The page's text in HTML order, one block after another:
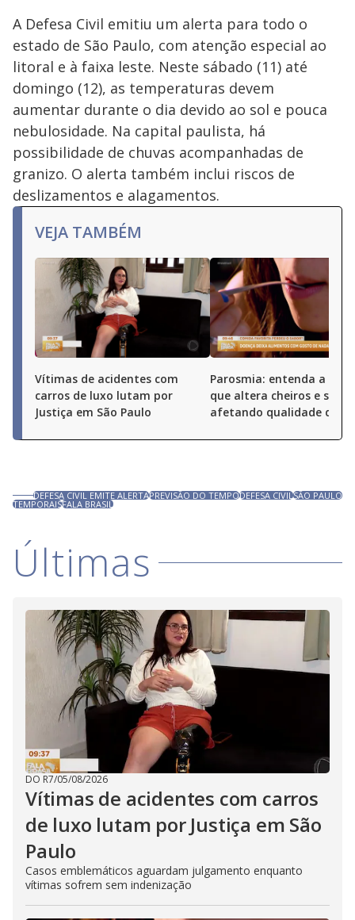
A Defesa Civil emitiu um alerta para todo o
estado de São Paulo, com atenção especial ao
litoral e à faixa leste. Neste sábado (11) até
domingo (12), as temperaturas devem
aumentar durante o dia devido ao sol e pouca
nebulosidade. Na capital paulista, há
possibilidade de chuvas acompanhadas de
granizo. O alerta também inclui riscos de
deslizamentos e alagamentos.
VEJA TAMBÉM
Vítimas de acidentes com
carros de luxo lutam por
Justiça em São Paulo
Parosmia: entenda a
que altera cheiros e
afetando qualidade de
DEFESA CIVIL EMITE ALERTAPREVISÃO DO TEMPODEFESA CIVILSÃO PAULO
TEMPORAISFALA BRASIL
Últimas
DO R7/05/08/2026
Vítimas de acidentes com carros
de luxo lutam por Justiça em São
Paulo
Casos emblemáticos aguardam julgamento enquanto
vítimas sofrem sem indenização